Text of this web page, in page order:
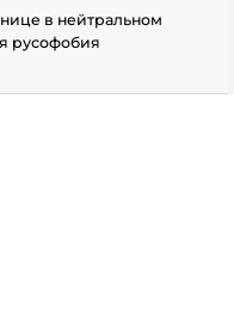
в нейтральном
русофобия